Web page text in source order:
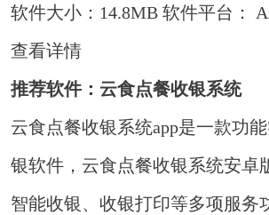
软件大小：14.8MB 软件平台：
查看详情
推荐软件：云食点餐收银系统
云食点餐收银系统app是一款功
银软件，云食点餐收银系统安卓
智能收银、收银打印等多项服务